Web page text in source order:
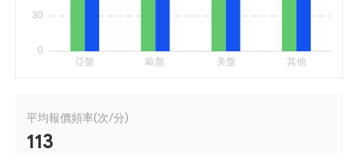
平均報價頻率(次/分)
113